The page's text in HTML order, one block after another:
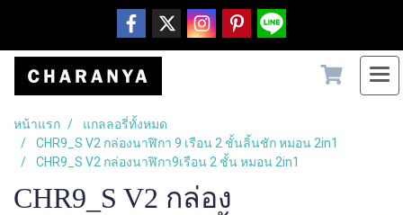
หน้าแรก
แกลลอรี่ทั้งหมด
CHR9_S V2 กล่องนาฬิกา 9 เรือน 2 ชั้นลิ้นชัก หมอน 2in1
CHR9_S V2 กล่องนาฬิกา9เรือน 2 ชั้น หมอน 2in1
CHR9_S V2 กล่อง